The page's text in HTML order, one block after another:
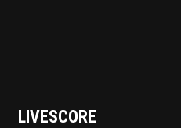
LIVESCORE